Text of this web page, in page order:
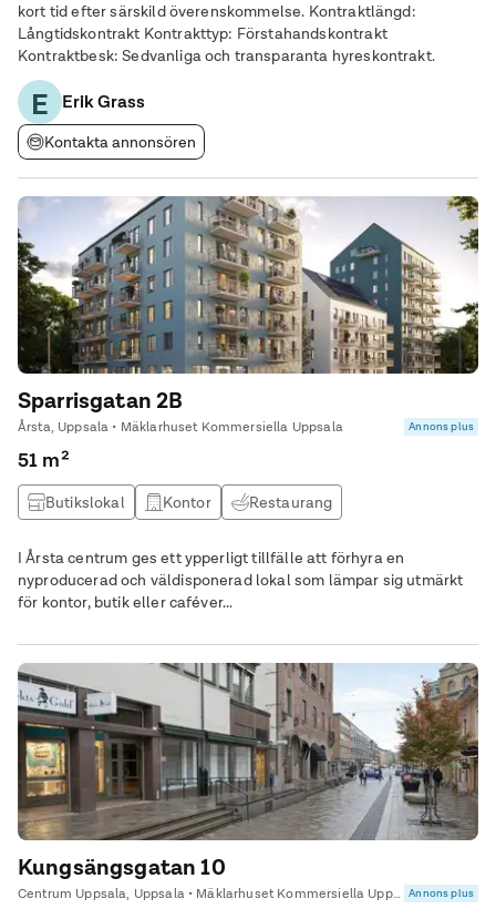
kort tid efter särskild överenskommelse. Kontraktlängd:
Långtidskontrakt Kontrakttyp: Förstahandskontrakt
Kontraktbesk: Sedvanliga och transparanta hyreskontrakt.
E Erik Grass
Kontakta annonsören
Sparrisgatan 2B
Årsta, Uppsala • Mäklarhuset Kommersiella Uppsala Annons plus
51 m²
Butikslokal Kontor Restaurang
I Årsta centrum ges ett ypperligt tillfälle att förhyra en
nyproducerad och väldisponerad lokal som lämpar sig utmärkt
för kontor, butik eller caféver...
Kungsängsgatan 10
Centrum Uppsala, Uppsala • Mäklarhuset Kommersiella Uppsala Annons plus